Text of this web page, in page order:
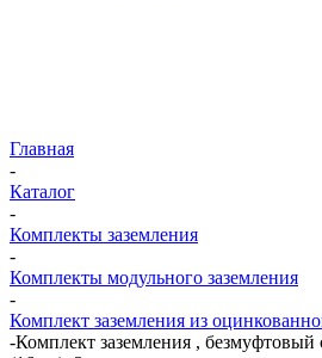
Главная
-
Каталог
-
Комплекты заземления
-
Комплекты модульного заземления
-
Комплект заземления из
-Комплект заземления , безмуфтовый